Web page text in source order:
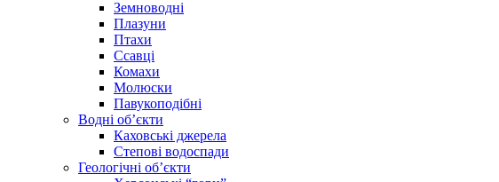
Земноводні
Плазуни
Птахи
Ссавці
Комахи
Молюски
Павукоподібні
Водні об’єкти
Каховські джерела
Степові водоспади
Геологічні об’єкти